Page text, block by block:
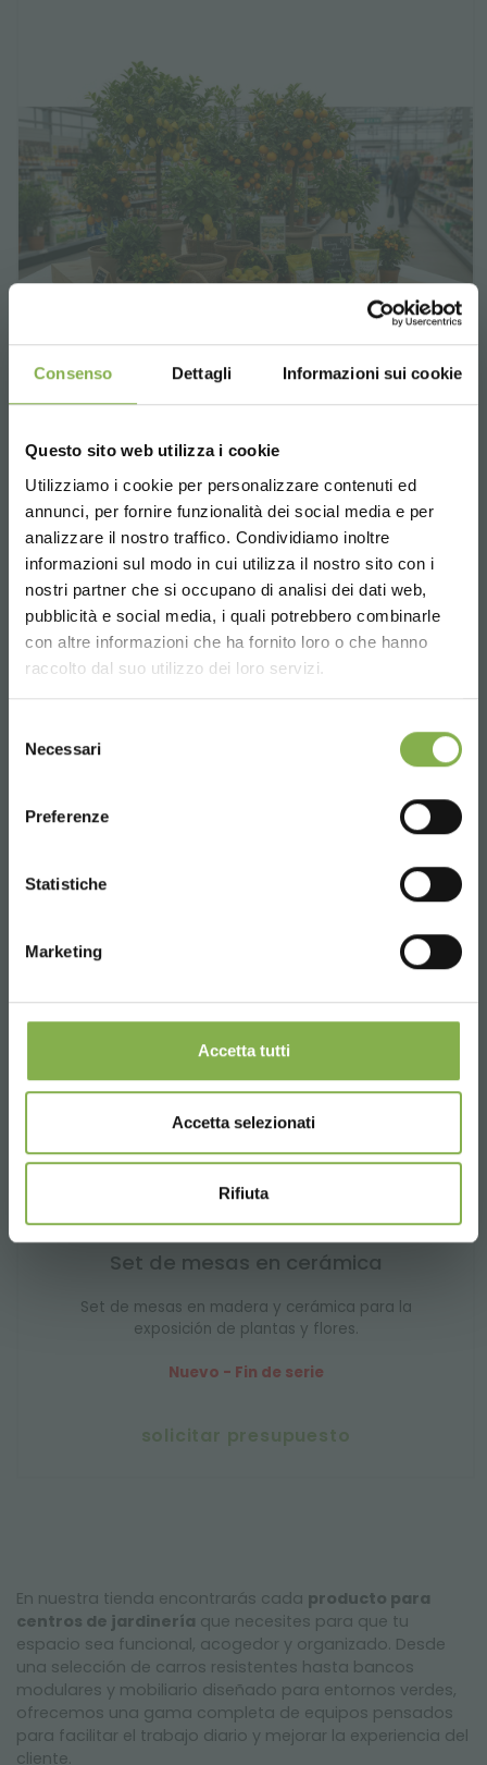
Consenso Dettagli Informazioni sui cookie
Questo sito web utilizza i cookie
Utilizziamo i cookie per personalizzare contenuti ed
annunci, per fornire funzionalità dei social media e per
analizzare il nostro traffico. Condividiamo inoltre
informazioni sul modo in cui utilizza il nostro sito con i
nostri partner che si occupano di analisi dei dati web,
pubblicità e social media, i quali potrebbero combinarle
con altre informazioni che ha fornito loro o che hanno
raccolto dal suo utilizzo dei loro servizi.
delNecessari
Preferenze
Statistiche
Marketing
Accetta tutti
Accetta selezionati
Rifiuta
Plataforma expositora en madera
natural
La combinación de plataformas de exhibición de
madera natural transforma cada área de la
tienda en una isla escénica.
solicitar presupuesto
Set de mesas en cerámica
Set de mesas en madera y cerámica para la
exposición de plantas y flores.
Nuevo - Fin de serie
solicitar presupuesto
En nuestra tienda encontrarás cada producto para
centros de jardinería que necesites para que tu
espacio sea funcional, acogedor y organizado. Desde
una selección de carros resistentes hasta bancos
modulares y mobiliario diseñado para entornos verdes,
ofrecemos una gama completa de equipos pensados
para facilitar el trabajo diario y mejorar la experiencia del
cliente.
Choose the country you are in and your
language for a better browsing experience